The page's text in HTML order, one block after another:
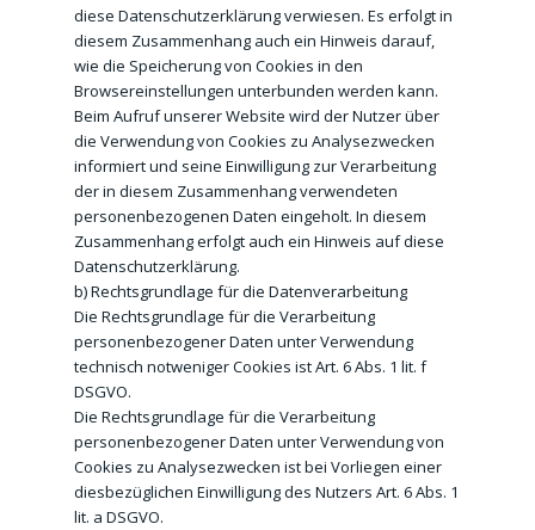
diese Datenschutzerklärung verwiesen. Es erfolgt in
diesem Zusammenhang auch ein Hinweis darauf,
wie die Speicherung von Cookies in den
Browsereinstellungen unterbunden werden kann.
Beim Aufruf unserer Website wird der Nutzer über
die Verwendung von Cookies zu Analysezwecken
informiert und seine Einwilligung zur Verarbeitung
der in diesem Zusammenhang verwendeten
personenbezogenen Daten eingeholt. In diesem
Zusammenhang erfolgt auch ein Hinweis auf diese
Datenschutzerklärung.
b) Rechtsgrundlage für die Datenverarbeitung
Die Rechtsgrundlage für die Verarbeitung
personenbezogener Daten unter Verwendung
technisch notweniger Cookies ist Art. 6 Abs. 1 lit. f
DSGVO.
Die Rechtsgrundlage für die Verarbeitung
personenbezogener Daten unter Verwendung von
Cookies zu Analysezwecken ist bei Vorliegen einer
diesbezüglichen Einwilligung des Nutzers Art. 6 Abs. 1
lit. a DSGVO.